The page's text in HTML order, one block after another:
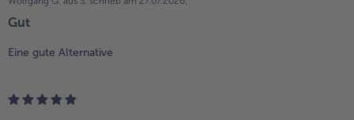
Gut
Eine gute Alternative